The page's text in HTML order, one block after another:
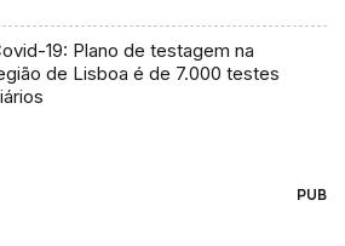
19: Plano de testagem na
de Lisboa é de 7.000 testes
PUB